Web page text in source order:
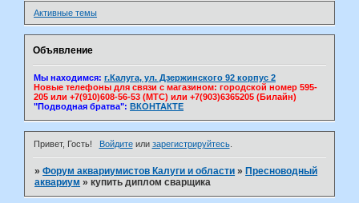
Активные темы
Объявление
Мы находимся: г.Калуга, ул. Дзержинского 92 корпус 2
Новые телефоны для связи с магазином: городской номер 595-
205 или +7(910)608-56-53 (МТС) или +7(903)6365205 (Билайн)
"Подводная братва": ВКОНТАКТЕ
Привет, Гость! Войдитеили зарегистрируйтесь.
»Форум аквариумистов Калуги и области » Пресноводный
аквариум »купить диплом сварщика